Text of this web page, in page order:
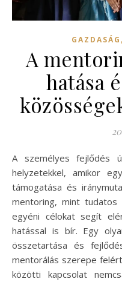
GAZDASÁG ,
A
hatása
A személyes fejlődés útján gyakran találkozunk olyan
helyzetekkel, amikor
támogatása és
mentoring, mint tudatos
egyéni célokat segít
hatással is bír. Egy
összetartása és
mentorálás szerepe
közötti kapcsolat